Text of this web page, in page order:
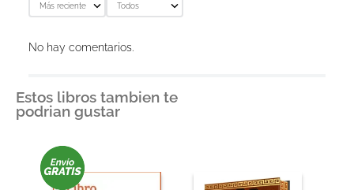
Más reciente Todos
No hay comentarios.
Estos libros tambien te
podrian gustar